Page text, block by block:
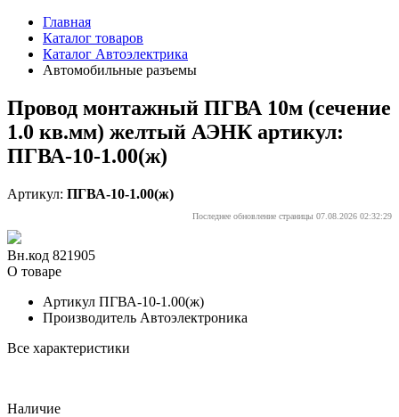
Главная
Каталог товаров
Каталог Автоэлектрика
Автомобильные разъемы
Провод монтажный ПГВА 10м (сечение
1.0 кв.мм) желтый АЭНК артикул:
ПГВА-10-1.00(ж)
Артикул: ПГВА-10-1.00(ж)
Последнее обновление страницы 07.08.2026 02:32:29
Вн.код 821905
О товаре
Артикул ПГВА-10-1.00(ж)
Производитель Автоэлектроника
Все характеристики
Наличие